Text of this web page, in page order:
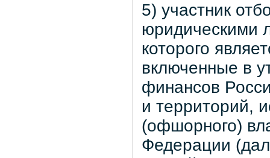
5) участник
юридическими
которого
включенные в
финансов
и территорий,
(офшорного)
Федерации